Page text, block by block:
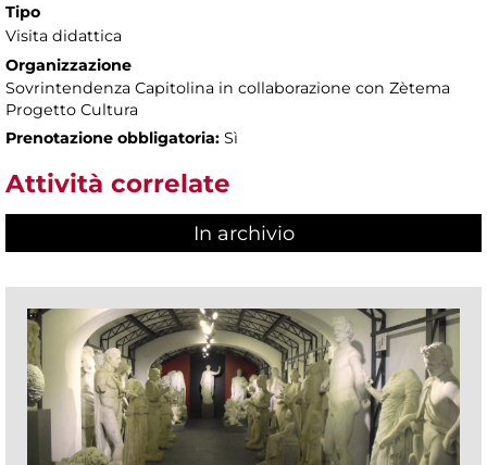
Tipo
Visita didattica
Organizzazione
Sovrintendenza Capitolina in collaborazione con Zètema
Progetto Cultura
Prenotazione obbligatoria: Sì
Attività correlate
In archivio